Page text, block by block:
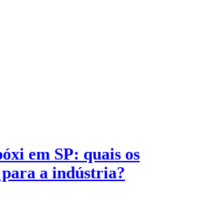
em SP: quais os
a indústria?